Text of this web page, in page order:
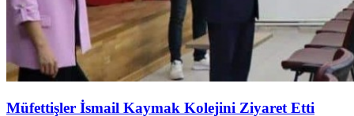
Müfettişler İsmail Kaymak Kolejini Ziyaret Etti